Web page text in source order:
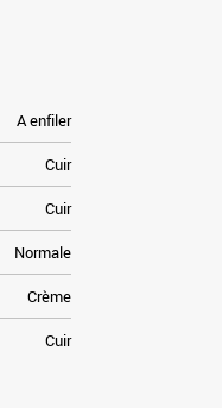
A enfiler
Cuir
Cuir
Normale
Crème
Cuir